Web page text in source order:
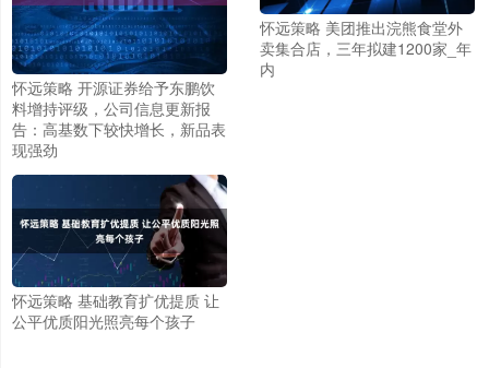
怀远策略 开源证券给予东鹏饮
料增持评级，公司信息更新报
告：高基数下较快增长，新品表
现强劲
怀远策略 美团推出浣熊食堂外
卖集合店，三年拟建1200家_年
内
怀远策略 基础教育扩优提质 让
公平优质阳光照亮每个孩子